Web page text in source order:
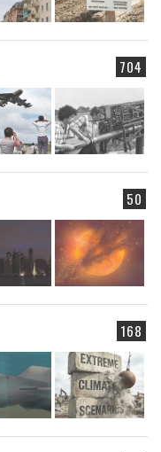
704
50
168